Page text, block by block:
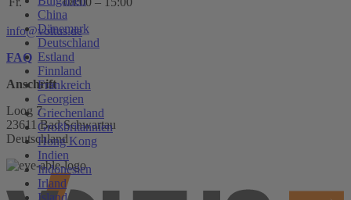
China
Dänemark
Deutschland
Estland
Finnland
Frankreich
Georgien
Griechenland
Großbritannien
Hong Kong
Indien
Indonesien
Irland
Island
info@voltus.de
FAQ
Anschrift
Loog 7
23611 Bad Schwartau
Deutschland